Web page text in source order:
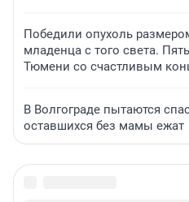
Победили опухоль
младенца с того света.
Тюмени со счастливым
В Волгограде пытаются
оставшихся без мамы ежат